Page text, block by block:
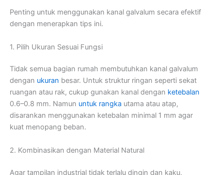
Penting untuk menggunakan kanal galvalum secara efektif
dengan menerapkan tips ini.
1. Pilih Ukuran Sesuai Fungsi
Tidak semua bagian rumah membutuhkan kanal galvalum
dengan ukuran besar. Untuk struktur ringan seperti sekat
ruangan atau rak, cukup gunakan kanal dengan ketebalan
0.6–0.8 mm. Namun untuk rangka utama atau atap,
disarankan menggunakan ketebalan minimal 1 mm agar
kuat menopang beban.
2. Kombinasikan dengan Material Natural
Agar tampilan industrial tidak terlalu dingin dan kaku,